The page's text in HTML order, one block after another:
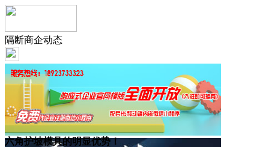
隔断商企动态
六角护坡模具的明显优势！